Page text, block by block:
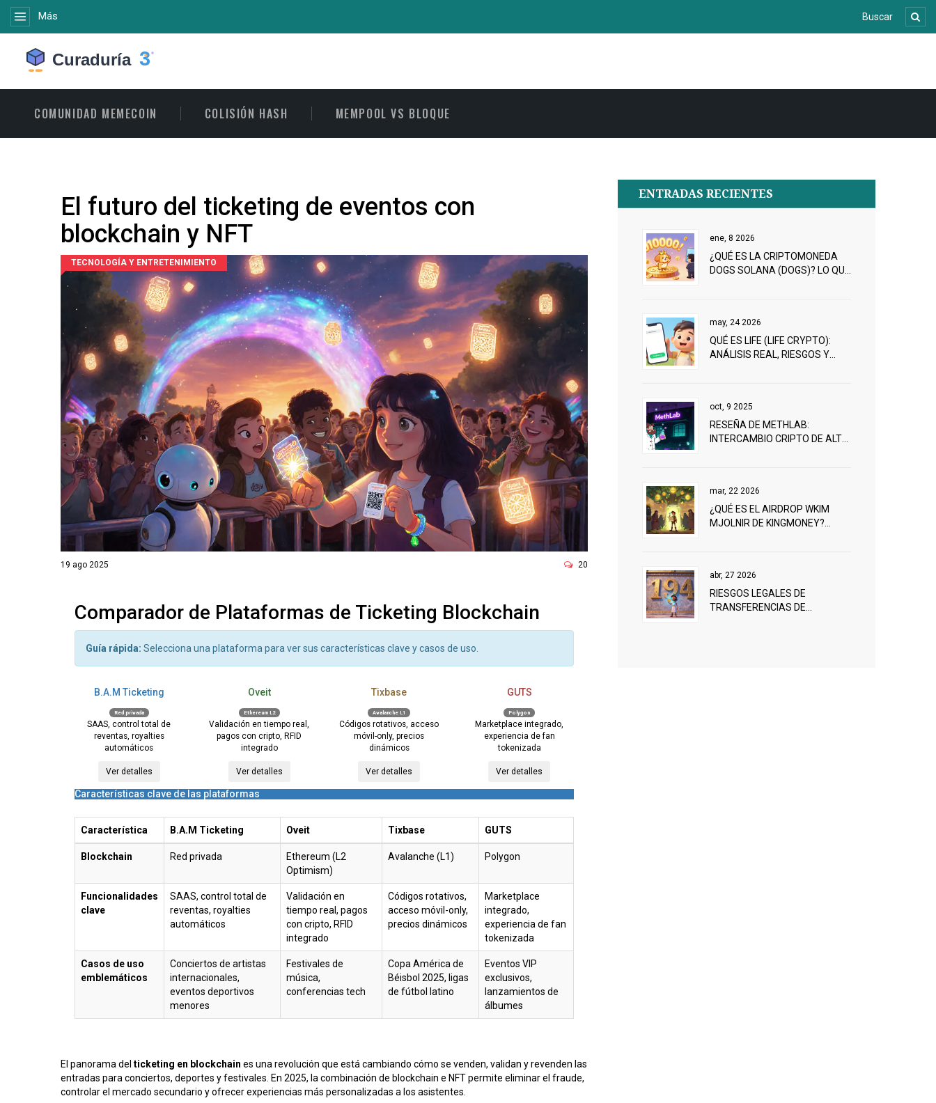
Más
COMUNIDAD MEMECOIN COLISIÓN HASH MEMPOOL VS BLOQUE
El futuro del ticketing de eventos con
blockchain y NFT
TECNOLOGÍA Y ENTRETENIMIENTO
19 ago 2025 20
Comparador de Plataformas de Ticketing Blockchain
Guía rápida: Selecciona una plataforma para ver sus características clave y casos de uso.
B.A.M Ticketing
Red privada
SAAS, control total de
reventas, royalties
automáticos
Ver detalles
Oveit
Ethereum L2
Validación en tiempo real,
pagos con cripto, RFID
integrado
Ver detalles
Tixbase
Avalanche L1
Códigos rotativos, acceso
móvil-only, precios
dinámicos
Ver detalles
GUTS
Polygon
Marketplace integrado,
experiencia de fan
tokenizada
Ver detalles
Características clave de las plataformas
Característica B.A.M Ticketing Oveit Tixbase GUTS
Blockchain Red privada
Ethereum (L2
Optimism)
Avalanche (L1) Polygon
Funcionalidades
clave
SAAS, control total de
reventas, royalties
automáticos
Validación en
tiempo real, pagos
con cripto, RFID
integrado
Códigos rotativos,
acceso móvil-only,
precios dinámicos
Marketplace
integrado,
experiencia de fan
tokenizada
Casos de uso
emblemáticos
Conciertos de artistas
internacionales,
eventos deportivos
menores
Festivales de
música,
conferencias tech
Copa América de
Béisbol 2025, ligas
de fútbol latino
Eventos VIP
exclusivos,
lanzamientos de
álbumes
El panorama del ticketing en blockchain es una revolución que está cambiando cómo se venden, validan y revenden las
entradas para conciertos, deportes y festivales. En 2025, la combinación de blockchain e NFTpermite eliminar el fraude,
controlar el mercado secundario y ofrecer experiencias más personalizadas a los asistentes.
ENTRADAS RECIENTES
ene, 8 2026
¿QUÉ ES LA CRIPTOMONEDA
DOGS SOLANA (DOGS)? LO QUE
may, 24 2026
QUÉ ES LIFE (LIFE CRYPTO):
ANÁLISIS REAL, RIESGOS Y
oct, 9 2025
RESEÑA DE METHLAB:
INTERCAMBIO CRIPTO DE ALTO
mar, 22 2026
¿QUÉ ES EL AIRDROP WKIM
MJOLNIR DE KINGMONEY?
abr, 27 2026
RIESGOS LEGALES DE
TRANSFERENCIAS DE